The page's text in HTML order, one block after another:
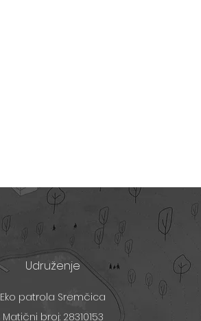
Udruženje
Eko patrola Sremčica
Matični broj: 28310153